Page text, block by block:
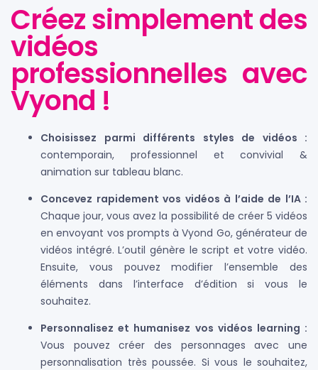
Créez simplement des
vidéos
professionnelles avec
Vyond !
Choisissez parmi différents styles de vidéos :
contemporain, professionnel et convivial &
animation sur tableau blanc.
Concevez rapidement vos vidéos à l’aide de l’IA :
Chaque jour, vous avez la possibilité de créer 5 vidéos
en envoyant vos prompts à Vyond Go, générateur de
vidéos intégré. L’outil génère le script et votre vidéo.
Ensuite, vous pouvez modifier l’ensemble des
éléments dans l’interface d’édition si vous le
souhaitez.
Personnalisez et humanisez vos vidéos learning :
Vous pouvez créer des personnages avec une
personnalisation très poussée. Si vous le souhaitez,